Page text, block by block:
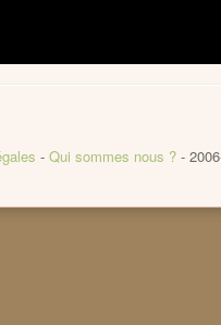
- Qui sommes nous ? -